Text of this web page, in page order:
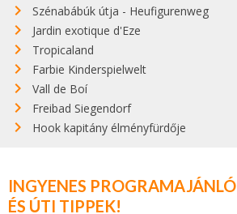
Szénabábúk útja - Heufigurenweg
Jardin exotique d'Eze
Tropicaland
Farbie Kinderspielwelt
Vall de Boí
Freibad Siegendorf
Hook kapitány élményfürdője
INGYENES PROGRAMAJÁNLÓ
ÉS ÚTI TIPPEK!